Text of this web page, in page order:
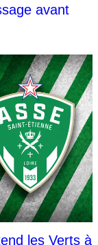
avant
les Verts à